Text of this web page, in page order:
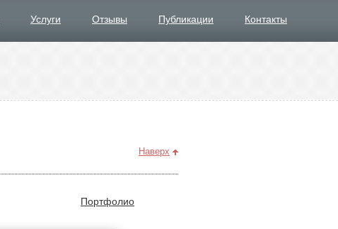
Услуги Отзывы Публикации Контакты
Наверх
Портфолио